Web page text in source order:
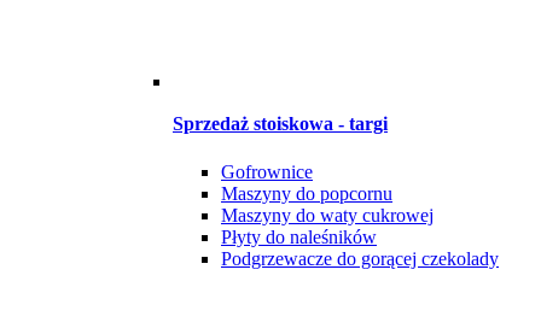
Sprzedaż stoiskowa - targi
Gofrownice
Maszyny do popcornu
Maszyny do waty cukrowej
Płyty do naleśników
Podgrzewacze do gorącej czekolady